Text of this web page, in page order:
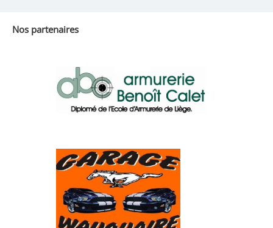
Nos partenaires